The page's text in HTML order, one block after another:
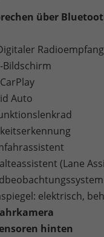
über
Bildschirm
Auto
(Lane
elektrisch,
hinten